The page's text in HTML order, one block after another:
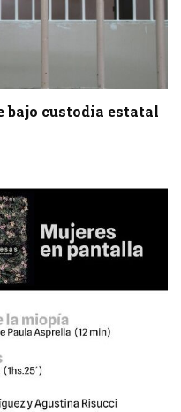
bajo custodia estatal